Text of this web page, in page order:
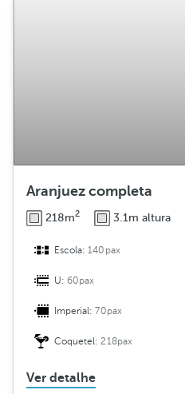
Aranjuez completa
218m2 3.1m altura
Escola:140pax
U:60pax
Imperial:70pax
Coquetel:218pax
Ver detalhe